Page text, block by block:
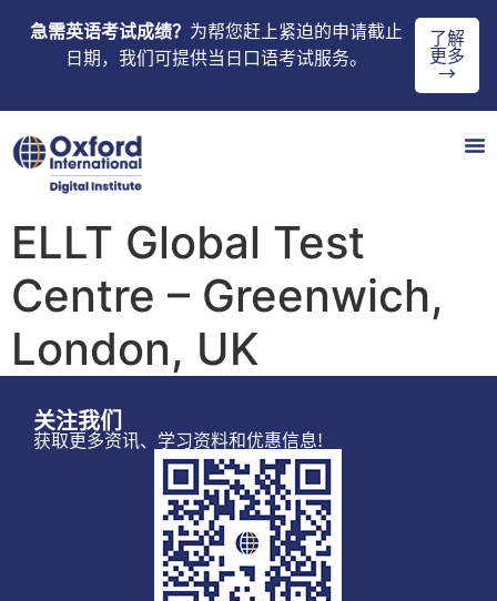
急需英语考试成绩？ 为帮您赶上紧迫的申请截止
日期，我们可提供当日口语考试服务。
了解
更多
→
ELLT Global Test
Centre – Greenwich,
London, UK
关注我们
获取更多资讯、学习资料和优惠信息!